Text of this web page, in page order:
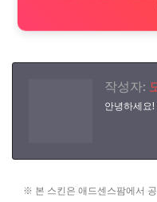
작성자:
안녕하세요
※ 본 스킨은 애드센스팜에서